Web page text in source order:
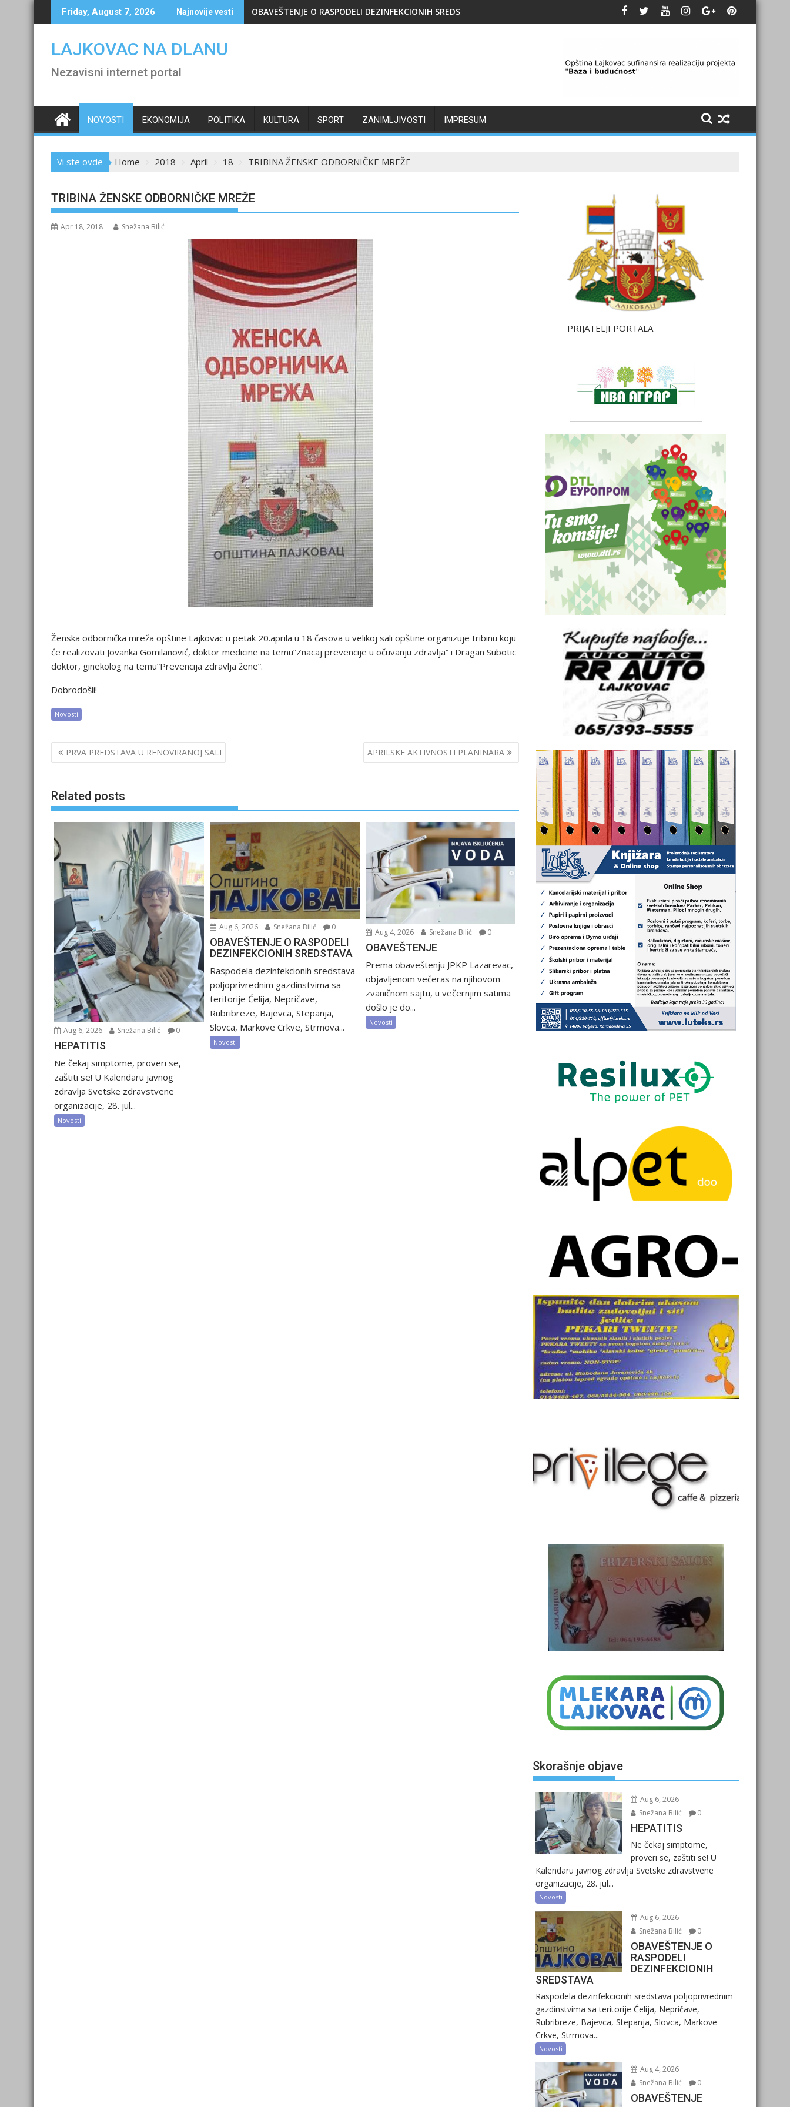
to
Friday, August 7, 2026 Najnovije vesti OBAVEŠTENJE O RASPODELI DEZINFEKCIONIH SREDSTAVA
LAJKOVAC NA DLANU
Nezavisni internet portal
NOVOSTI EKONOMIJA POLITIKA KULTURA SPORT ZANIMLJIVOSTI IMPRESUM
Vi ste ovde Home 2018 April 18 TRIBINA ŽENSKE ODBORNIČKE MREŽE
TRIBINA ŽENSKE ODBORNIČKE MREŽE
Apr 18, 2018 Snežana Bilić
Ženska odbornička mreža opštine Lajkovac u petak 20.aprila u 18 časova u velikoj sali opštine organizuje tribinu koju
će realizovati Jovanka Gomilanović, doktor medicine na temu”Znacaj prevencije u očuvanju zdravlja” i Dragan Subotic
doktor, ginekolog na temu”Prevencija zdravlja žene”.
Dobrodošli!
Novosti
Post
navigation
PRVA PREDSTAVA U RENOVIRANOJ SALI APRILSKE AKTIVNOSTI PLANINARA
Related posts
Aug 6, 2026 Snežana Bilić 0
HEPATITIS
Ne čekaj simptome, proveri se,
zaštiti se! U Kalendaru javnog
zdravlja Svetske zdravstvene
organizacije, 28. jul...
Novosti
Aug 6, 2026 Snežana Bilić 0
OBAVEŠTENJE O RASPODELI
DEZINFEKCIONIH SREDSTAVA
Raspodela dezinfekcionih sredstava
poljoprivrednim gazdinstvima sa
teritorije Ćelija, Nepričave,
Rubribreze, Bajevca, Stepanja,
Slovca, Markove Crkve, Strmova...
Novosti
Aug 4, 2026 Snežana Bilić 0
OBAVEŠTENJE
Prema obaveštenju JPKP Lazarevac,
objavljenom večeras na njihovom
zvaničnom sajtu, u večernjim satima
došlo je do...
Novosti
PRIJATELJI PORTALA
Skorašnje objave
Aug 6, 2026
Snežana Bilić
0
HEPATITIS
Ne čekaj simptome,
proveri se, zaštiti se! U
Kalendaru javnog zdravlja Svetske zdravstvene
organizacije, 28. jul...
Novosti
Aug 6, 2026
Snežana Bilić
0
OBAVEŠTENJE O
RASPODELI
DEZINFEKCIONIH
SREDSTAVA
Raspodela dezinfekcionih sredstava poljoprivrednim
gazdinstvima sa teritorije Ćelija, Nepričave,
Rubribreze, Bajevca, Stepanja, Slovca, Markove
Crkve, Strmova...
Novosti
Aug 4, 2026
Snežana Bilić
0
OBAVEŠTENJE